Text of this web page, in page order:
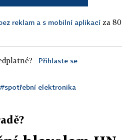
reklam a s mobilní aplikací za 80
Přihlaste se
#spotřební elektronika